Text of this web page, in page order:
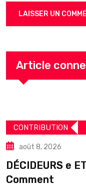
Article
CONTRIBUTION
août 8, 2026
DÉCIDEURS e
Comment